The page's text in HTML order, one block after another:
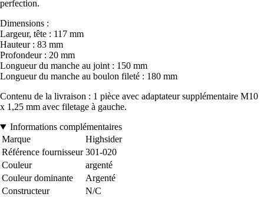
perfection.
Dimensions :
Largeur, tête : 117 mm
Hauteur : 83 mm
Profondeur : 20 mm
Longueur du manche au joint : 150 mm
Longueur du manche au boulon fileté : 180 mm
Contenu de la livraison : 1 pièce avec adaptateur supplémentaire M10
x 1,25 mm avec filetage à gauche.
Informations complémentaires
Marque
Highsider
Référence fournisseur 301-020
Couleur
argenté
Couleur dominante
Argenté
Constructeur
N/C